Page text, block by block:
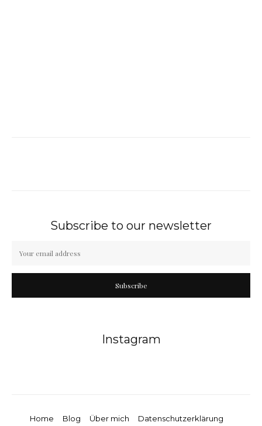
Subscribe to our newsletter
Subscribe
Instagram
Home Blog Über mich Datenschutzerklärung